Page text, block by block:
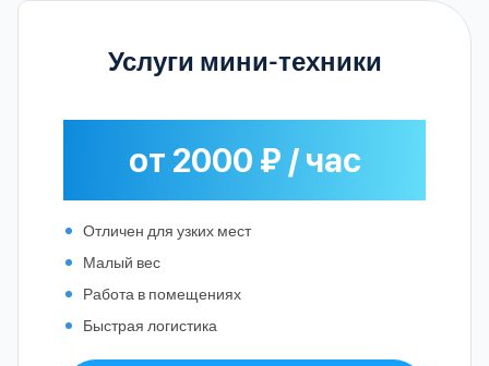
Услуги мини-техники
от 2000 ₽ / час
Отличен для узких мест
Малый вес
Работа в помещениях
Быстрая логистика